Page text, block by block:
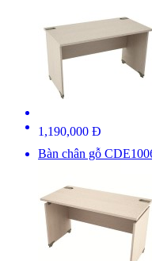
1,190,000 Đ
Bàn chân gỗ